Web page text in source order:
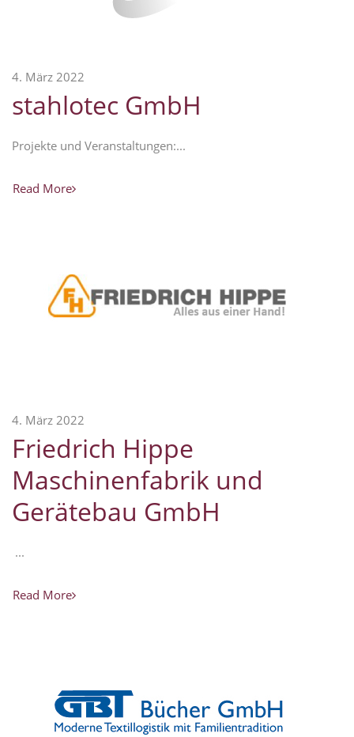
4. März 2022
stahlotec GmbH
Projekte und Veranstaltungen:...
Read More
4. März 2022
Friedrich Hippe
Maschinenfabrik und
Gerätebau GmbH
...
Read More